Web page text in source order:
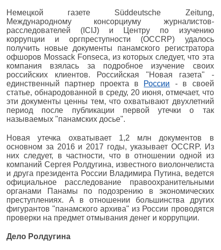
Немецкой газете Süddeutsche Zeitung,
Международному консорциуму журналистов-
расследователей (ICIJ) и Центру по изучению
коррупции и оргпреступности (OCCRP) удалось
получить новые документы панамского регистратора
офшоров Mossack Fonseca, из которых следует, что эта
компания взялась за подробное изучение своих
российских клиентов. Российская "Новая газета" -
единственный партнер проекта в России - в своей
статье, обнародованной в среду, 20 июня, отмечает, что
эти документы ценны тем, что охватывают двухлетний
период после публикации первой утечки о так
называемых "панамских досье".
Новая утечка охватывает 1,2 млн документов в
основном за 2016 и 2017 годы, указывает OCCRP. Из
них следует, в частности, что в отношении одной из
компаний Сергея Ролдугина, известного виолончелиста
и друга президента России Владимира Путина, ведется
официальное расследование правоохранительными
органами Панамы по подозрению в экономических
преступлениях. А в отношении большинства других
фигурантов "панамского архива" из России проводятся
проверки на предмет отмывания денег и коррупции.
Дело Ролдугина